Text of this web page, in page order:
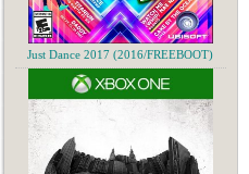
Just Dance 2017 (2016/FREEBOOT)